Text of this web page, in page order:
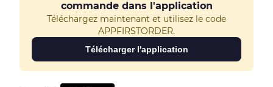
commande dans l'application
Téléchargez maintenant et utilisez le code
APPFIRSTORDER.
Télécharger l'application